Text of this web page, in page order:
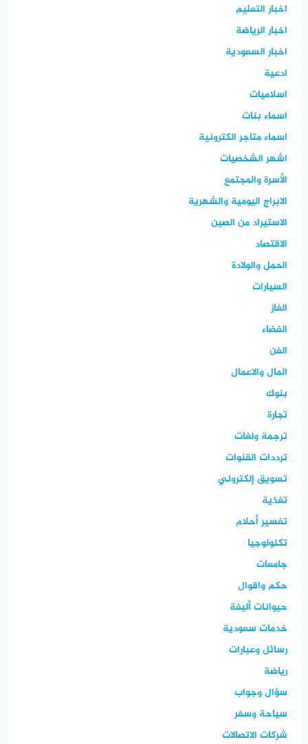
اخبار التعليم
اخبار الرياضة
اخبار السعودية
ادعية
اسلاميات
اسماء بنات
اسماء متاجر الكترونية
اشهر الشخصيات
الأسرة والمجتمع
الابراج اليومية والشهرية
الاستيراد من الصين
الاقتصاد
الحمل والولادة
السيارات
الغاز
الفضاء
الفن
المال والاعمال
بنوك
تجارة
ترجمة ولغات
ترددات القنوات
تسويق إلكتروني
تغذية
تفسير أحلام
تكنولوجيا
جامعات
حكم واقوال
حيوانات أليفة
خدمات سعودية
رسائل وعبارات
رياضة
سؤال وجواب
سياحة وسفر
شركات الاتصالات